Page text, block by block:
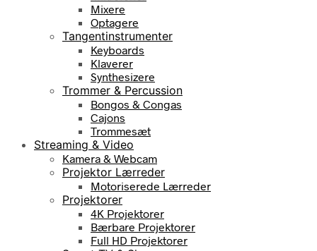
Mixere
Optagere
Tangentinstrumenter
Keyboards
Klaverer
Synthesizere
Trommer & Percussion
Bongos & Congas
Cajons
Trommesæt
Streaming & Video
Kamera & Webcam
Projektor Lærreder
Motoriserede Lærreder
Projektorer
4K Projektorer
Bærbare Projektorer
Full HD Projektorer